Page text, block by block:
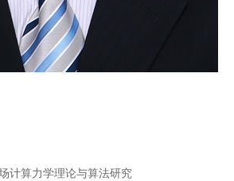
计算力学理论与算法研究